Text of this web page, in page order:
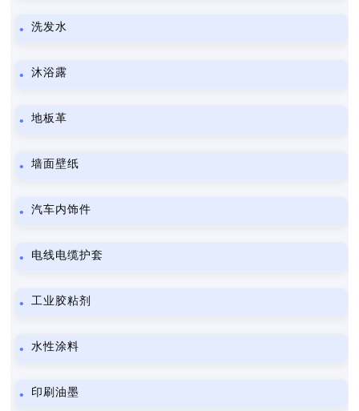
洗发水
沐浴露
地板革
墙面壁纸
汽车内饰件
电线电缆护套
工业胶粘剂
水性涂料
印刷油墨